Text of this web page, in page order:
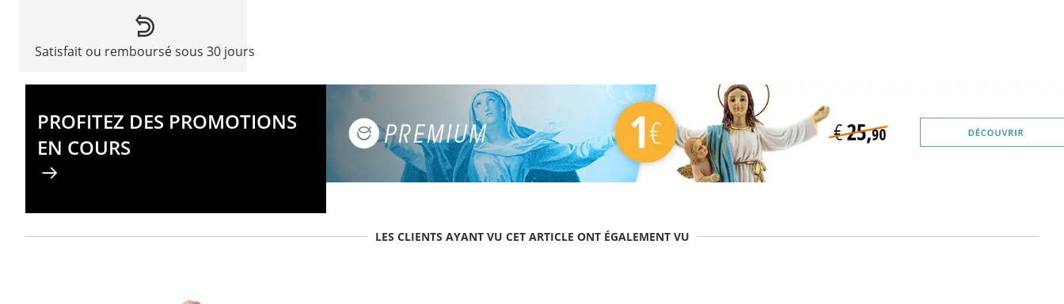
Satisfait ou remboursé sous 30 jours
PROFITEZ DES PROMOTIONS
EN COURS
LES CLIENTS AYANT VU CET ARTICLE ONT ÉGALEMENT VU